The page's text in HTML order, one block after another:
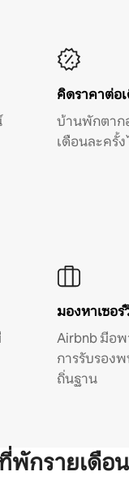
คิดราคาต่อ
บ้านพักตาก
เดือนละครั้
มองหาเซอ
Airbnb มีอ
การรับรอง
ถิ่นฐาน
พักรายเดือน